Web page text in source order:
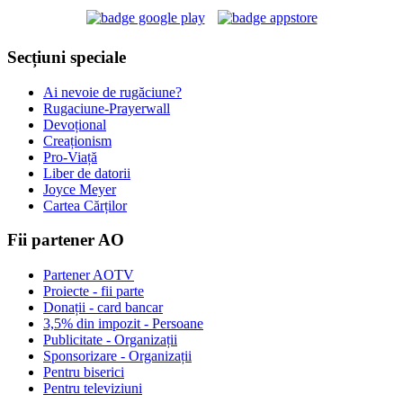
Secțiuni speciale
Ai nevoie de rugăciune?
Rugaciune-Prayerwall
Devoțional
Creaționism
Pro-Viață
Liber de datorii
Joyce Meyer
Cartea Cărților
Fii partener AO
Partener AOTV
Proiecte - fii parte
Donații - card bancar
3,5% din impozit - Persoane
Publicitate - Organizații
Sponsorizare - Organizații
Pentru biserici
Pentru televiziuni